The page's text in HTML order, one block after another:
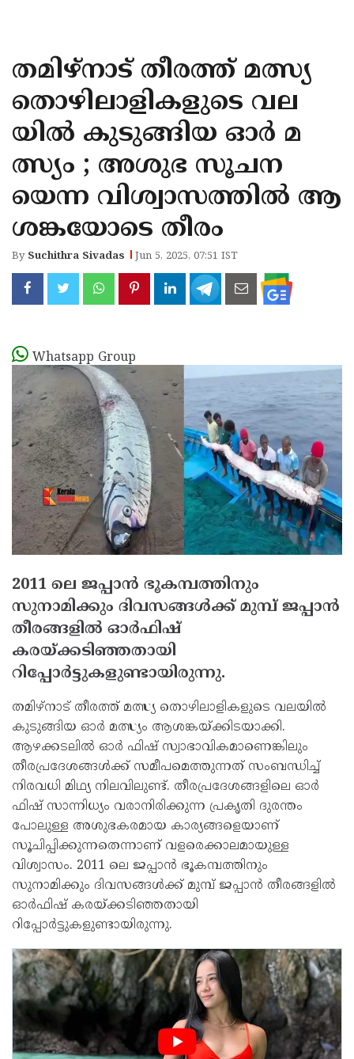
KANNUR
KASARAGOD
തമിഴ്നാട് തീരത്ത് മത്സ്യ
തൊഴിലാളികളുടെ വല
യില്‍ കുടുങ്ങിയ ഓര്‍ മ
ത്സ്യം ; അശുഭ സൂചന
യെന്ന വിശ്വാസത്തില്‍ ആ
ശങ്കയോടെ തീരം
By Suchithra Sivadas Jun 5, 2025, 07:51 IST
Whatsapp Group
2011 ലെ ജപ്പാന്‍ ഭൂകമ്പത്തിനും
സുനാമിക്കും ദിവസങ്ങള്‍ക്ക് മുമ്പ് ജപ്പാന്‍
തീരങ്ങളില്‍ ഓര്‍ഫിഷ്
കരയ്ക്കടിഞ്ഞതായി
റിപ്പോര്‍ട്ടുകളുണ്ടായിരുന്നു.
തമിഴ്നാട് തീരത്ത് മത്സ്യ തൊഴിലാളികളുടെ വലയില്‍
കുടുങ്ങിയ ഓര്‍ മത്സ്യം ആശങ്കയ്ക്കിടയാക്കി.
ആഴക്കടലില്‍ ഓര്‍ ഫിഷ് സ്വാഭാവികമാണെങ്കിലും
തീരപ്രദേശങ്ങള്‍ക്ക് സമീപമെത്തുന്നത് സംബന്ധിച്ച്
നിരവധി മിഥ്യ നിലവിലുണ്ട്. തീരപ്രദേശങ്ങളിലെ ഓര്‍
ഫിഷ് സാന്നിധ്യം വരാനിരിക്കുന്ന പ്രകൃതി ദുരന്തം
പോലുള്ള അശുഭകരമായ കാര്യങ്ങളെയാണ്
സൂചിപ്പിക്കുന്നതെന്നാണ് വളരെക്കാലമായുള്ള
വിശ്വാസം. 2011 ലെ ജപ്പാന്‍ ഭൂകമ്പത്തിനും
സുനാമിക്കും ദിവസങ്ങള്‍ക്ക് മുമ്പ് ജപ്പാന്‍ തീരങ്ങളില്‍
ഓര്‍ഫിഷ് കരയ്ക്കടിഞ്ഞതായി
റിപ്പോര്‍ട്ടുകളുണ്ടായിരുന്നു.